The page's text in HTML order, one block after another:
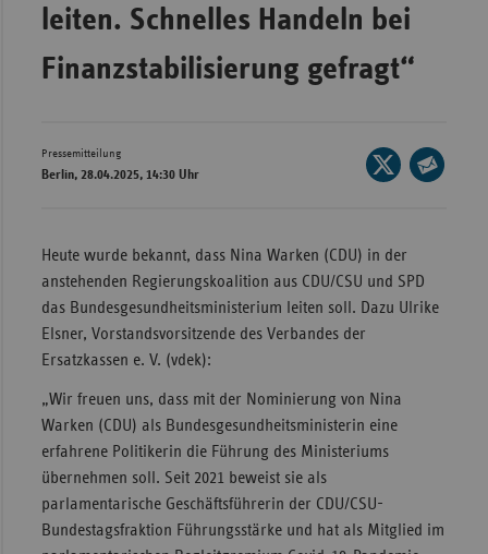
leiten. Schnelles Handeln bei
Finanzstabilisierung gefragt“
Pressemitteilung
Berlin, 28.04.2025, 14:30 Uhr
Seite
auf
teilen
Heute wurde bekannt, dass Nina Warken (CDU) in der
anstehenden Regierungskoalition aus CDU/CSU und SPD
das Bundesgesundheitsministerium leiten soll. Dazu Ulrike
Elsner, Vorstandsvorsitzende des Verbandes der
Ersatzkassen e. V. (vdek):
„Wir freuen uns, dass mit der Nominierung von Nina
Warken (CDU) als Bundesgesundheitsministerin eine
erfahrene Politikerin die Führung des Ministeriums
übernehmen soll. Seit 2021 beweist sie als
parlamentarische Geschäftsführerin der CDU/CSU-
Bundestagsfraktion Führungsstärke und hat als Mitglied im